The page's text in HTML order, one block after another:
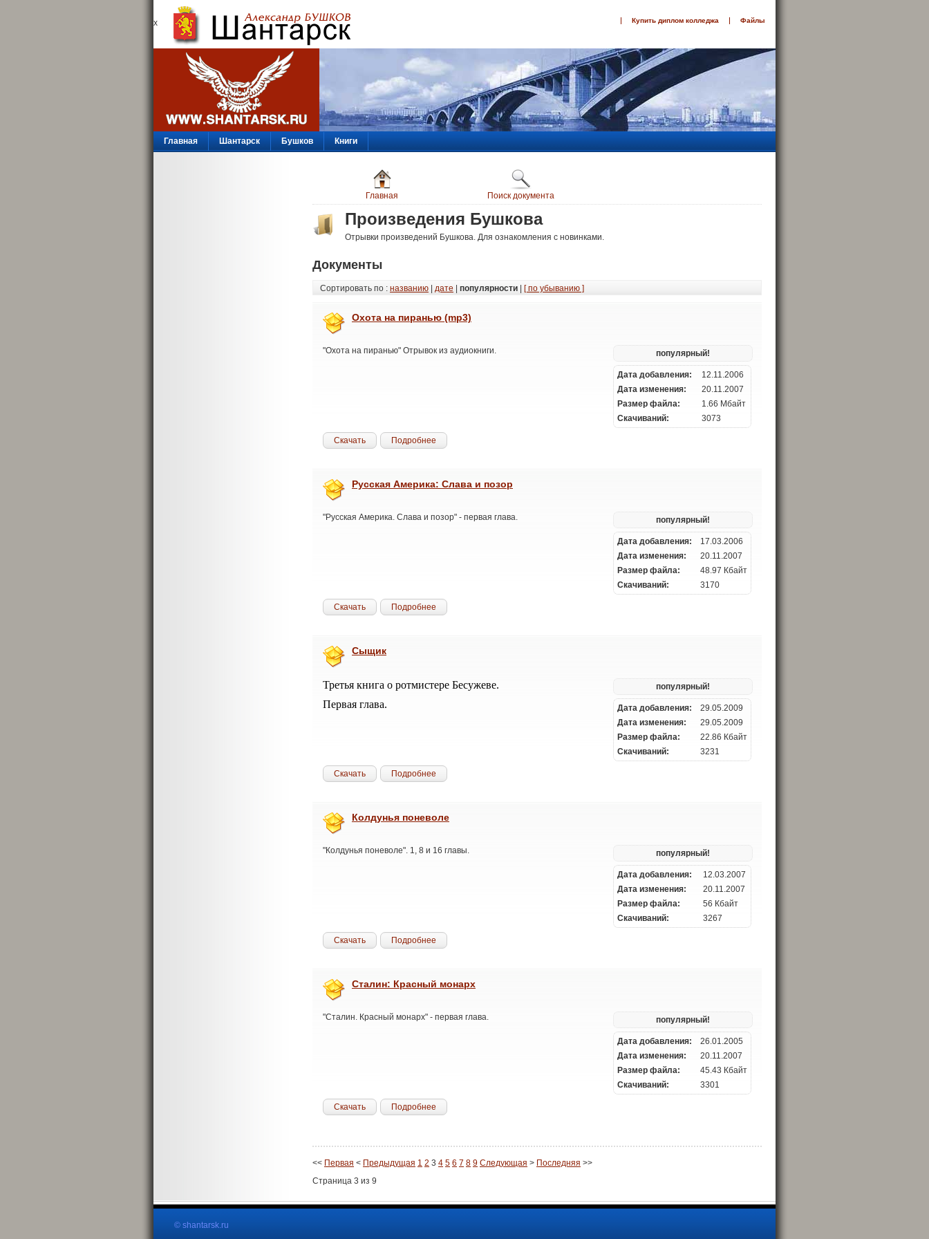
Файлы
Купить диплом колледжа
х
Главная Шантарск Бушков Книги
Главная Поиск документа
Произведения Бушкова
Отрывки произведений Бушкова. Для ознакомления с новинками.
Документы
Сортировать по : названию дате популярности [ по убыванию ]
Охота на пиранью (mp3)
популярный!
Дата добавления:
12.11.2006
Дата изменения:
20.11.2007
Размер файла:
1.66 Мбайт
Скачиваний:
3073
"Охота на пиранью" Отрывок из аудиокниги.
Скачать Подробнее
Русская Америка: Слава и позор
популярный!
Дата добавления:
17.03.2006
Дата изменения:
20.11.2007
Размер файла:
48.97 Кбайт
Скачиваний:
3170
"Русская Америка. Слава и позор" - первая глава.
Скачать Подробнее
Сыщик
популярный!
Дата добавления:
29.05.2009
Дата изменения:
29.05.2009
Размер файла:
22.86 Кбайт
Скачиваний:
3231
Третья книга о ротмистере Бесужеве.
Первая глава.
Скачать Подробнее
Колдунья поневоле
популярный!
Дата добавления:
12.03.2007
Дата изменения:
20.11.2007
Размер файла:
56 Кбайт
Скачиваний:
3267
"Колдунья поневоле". 1, 8 и 16 главы.
Скачать Подробнее
Сталин: Красный монарх
популярный!
Дата добавления:
26.01.2005
Дата изменения:
20.11.2007
Размер файла:
45.43 Кбайт
Скачиваний:
3301
"Сталин. Красный монарх" - первая глава.
Скачать Подробнее
<< Первая < Предыдущая 1 2 3 4 5 6 7 8 9 Следующая > Последняя >>
Страница 3 из 9
© shantarsk.ru